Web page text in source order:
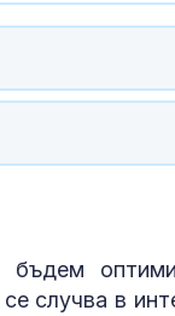
случва в